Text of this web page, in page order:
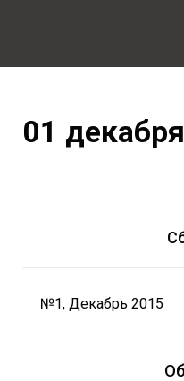
01
№1, Декабрь 2015